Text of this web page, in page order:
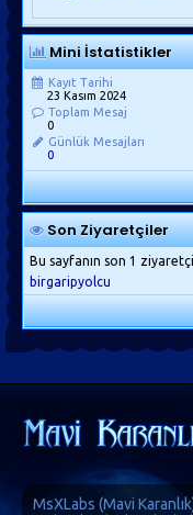
Mini İstatistikler
Kayıt Tarihi
23 Kasım 2024
Toplam Mesaj
0
Günlük Mesajları
0
Son Ziyaretçiler
Bu sayfanın son 1
birgaripyolcu
MsXLabs (Mavi Karanlık